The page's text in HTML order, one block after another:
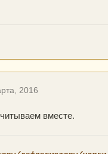
2016
вместе.